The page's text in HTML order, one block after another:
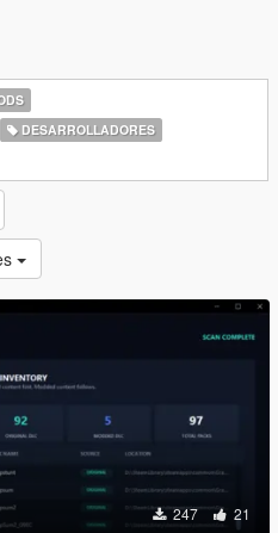
DESARROLLADORES
247 21